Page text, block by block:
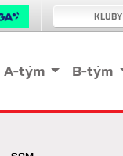
A-tým B-tým
KLUBY